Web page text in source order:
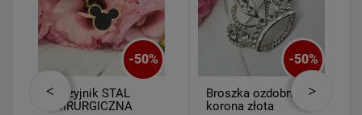
-50%
Naszyjnik STAL
CHIRURGICZNA
-50%
Broszka ozdobna
korona złota